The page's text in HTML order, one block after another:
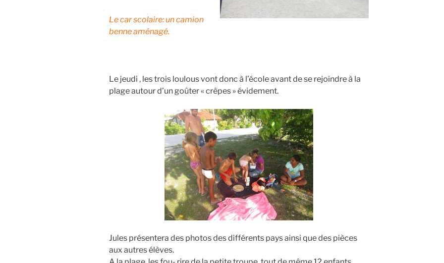
Le car scolaire: un camion
benne aménagé.
Le jeudi , les trois loulous vont donc à l’école avant de se rejoindre à la
plage autour d’un goûter « crêpes » évidement.
Jules présentera des photos des différents pays ainsi que des pièces
aux autres élèves.